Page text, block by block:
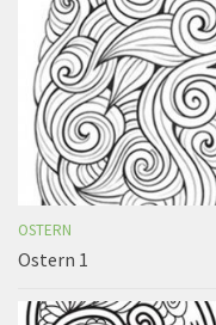
OSTERN
Ostern 1